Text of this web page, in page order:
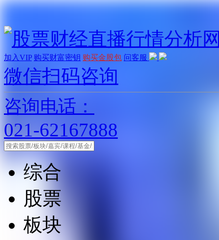
加入VIP 购买财富密钥 购买金股包 问客服
微信扫码咨询
咨询电话：
021-62167888
综合
股票
板块